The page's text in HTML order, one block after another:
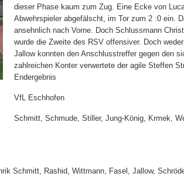
dieser Phase kaum zum Zug. Eine Ecke von
Abwehrspieler abgefälscht, im Tor zum 2 :0 ein.
ansehnlich nach Vorne. Doch Schlussmann
wurde die Zweite des RSV offensiver. Doch
Jallow konnten den Anschlusstreffer gegen den
zahlreichen Konter verwertete der agile Steffen
Endergebnis
VfL Eschhofen
Schmitt, Schmude, Stiller, Jung-König, Krmek,
Schmitt, Rashid, Wittmann, Fasel, Jallow,